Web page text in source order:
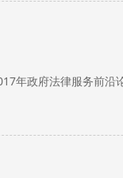
年政府法律服务前沿